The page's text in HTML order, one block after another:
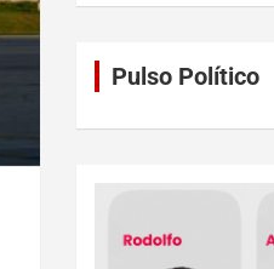
Pulso Político